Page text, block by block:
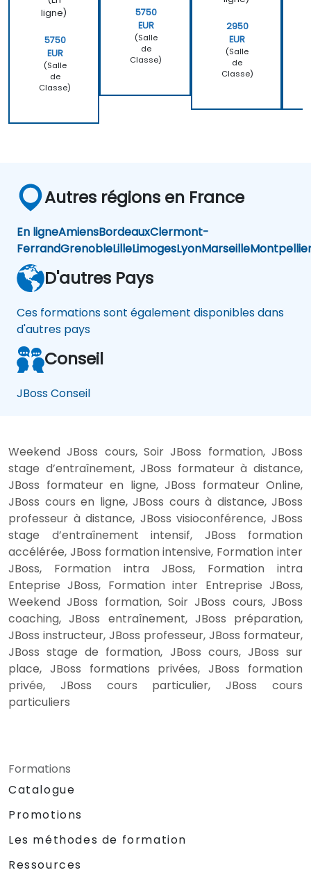
ligne)
5750
EUR
(Salle
de
Classe)
5750
EUR
(Salle
de
Classe)
2950
EUR
(Salle
de
Classe)
Autres régions en France
En ligneAmiensBordeauxClermont-
FerrandGrenobleLilleLimogesLyonMarseille
D'autres Pays
Ces formations sont également disponibles dans
d'autres pays
Conseil
JBoss Conseil
Weekend JBoss cours, Soir JBoss formation, JBoss
stage d’entraînement, JBoss formateur à distance,
JBoss formateur en ligne, JBoss formateur Online,
JBoss cours en ligne, JBoss cours à distance, JBoss
professeur à distance, JBoss visioconférence, JBoss
stage d’entraînement intensif, JBoss formation
accélérée, JBoss formation intensive, Formation inter
JBoss, Formation intra JBoss, Formation intra
Enteprise JBoss, Formation inter Entreprise JBoss,
Weekend JBoss formation, Soir JBoss cours, JBoss
coaching, JBoss entraînement, JBoss préparation,
JBoss instructeur, JBoss professeur, JBoss formateur,
JBoss stage de formation, JBoss cours, JBoss sur
place, JBoss formations privées, JBoss formation
privée, JBoss cours particulier, JBoss cours
particuliers
Formations
Catalogue
Promotions
Les méthodes de formation
Ressources